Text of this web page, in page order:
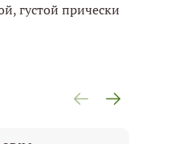
густой прически